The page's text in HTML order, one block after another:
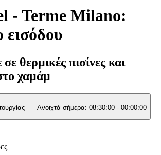
- Terme Milano:
εισόδου
θερμικές πισίνες και
χαμάμ
Ανοιχτά σήμερα: 08:30:00 - 00:00:00